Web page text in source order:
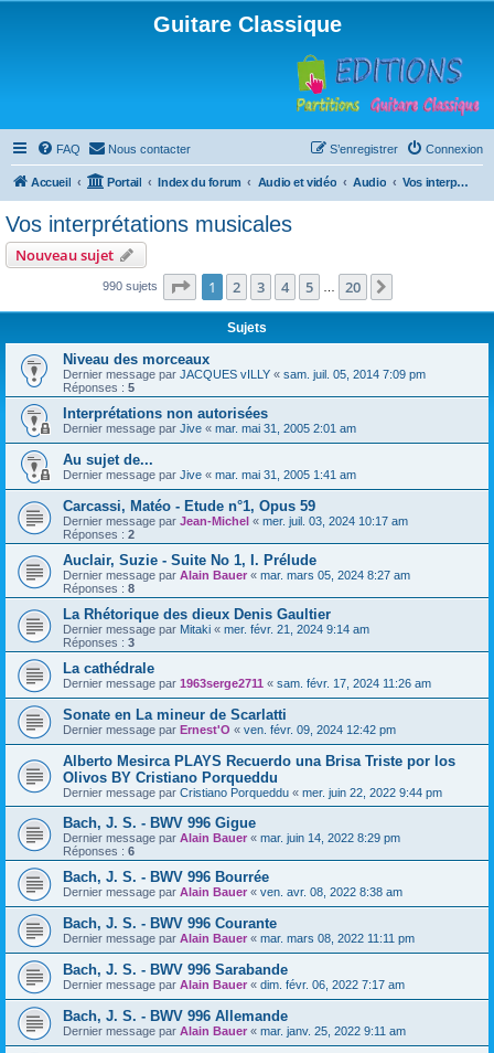
Guitare Classique
FAQ Nous contacter Connexion
S’enregistrer
Accueil Portail Index du forum Audio et vidéo Audio Vos interprétations musicales
Vos interprétations musicales
Nouveau sujet
990 sujets Page 1sur20
1 2 3 4 5 20
Sujets
Niveau des morceaux
Dernier message par JACQUES vILLY « sam. juil. 05, 2014 7:09 pm
Réponses : 5
Interprétations non autorisées
Dernier message par Jive « mar. mai 31, 2005 2:01 am
Au sujet de...
Dernier message par Jive « mar. mai 31, 2005 1:41 am
Carcassi, Matéo - Etude n°1, Opus 59
Dernier message par Jean-Michel « mer. juil. 03, 2024 10:17 am
Réponses : 2
Auclair, Suzie - Suite No 1, I. Prélude
Dernier message par Alain Bauer « mar. mars 05, 2024 8:27 am
Réponses : 8
La Rhétorique des dieux Denis Gaultier
Dernier message par Mitaki « mer. févr. 21, 2024 9:14 am
Réponses : 3
La cathédrale
Dernier message par 1963serge2711 « sam. févr. 17, 2024 11:26 am
Sonate en La mineur de Scarlatti
Dernier message par Ernest'O « ven. févr. 09, 2024 12:42 pm
Alberto Mesirca PLAYS Recuerdo una Brisa Triste por los
Olivos BY Cristiano Porqueddu
Dernier message par Cristiano Porqueddu « mer. juin 22, 2022 9:44 pm
Bach, J. S. - BWV 996 Gigue
Dernier message par Alain Bauer « mar. juin 14, 2022 8:29 pm
Réponses : 6
Bach, J. S. - BWV 996 Bourrée
Dernier message par Alain Bauer « ven. avr. 08, 2022 8:38 am
Bach, J. S. - BWV 996 Courante
Dernier message par Alain Bauer « mar. mars 08, 2022 11:11 pm
Bach, J. S. - BWV 996 Sarabande
Dernier message par Alain Bauer « dim. févr. 06, 2022 7:17 am
Bach, J. S. - BWV 996 Allemande
Dernier message par Alain Bauer « mar. janv. 25, 2022 9:11 am